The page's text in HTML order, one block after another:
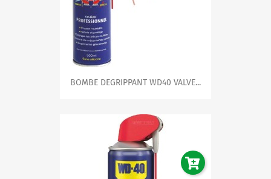
BOMBE DEGRIPPANT WD40 VALVE...